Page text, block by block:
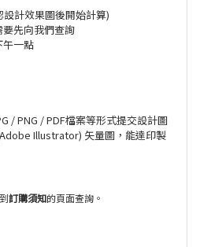
計效果圖後開始計算)
先向我們查詢
午一點
/ PNG / PDF檔案等形式提交設計圖
Illustrator) 矢量圖，能達印製
訂購須知的頁面查詢。